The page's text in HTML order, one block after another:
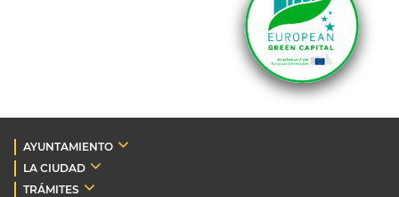
AYUNTAMIENTO
LA CIUDAD
TRÁMITES